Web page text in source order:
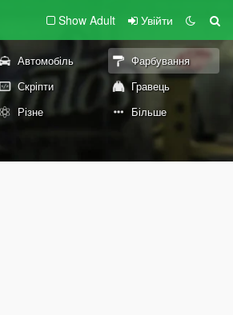
Show Adult Увійти
Автомобіль
Фарбування
Скріпти
Гравець
Різне Більше